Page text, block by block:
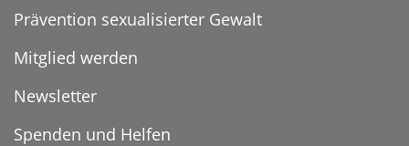
Prävention sexualisierter Gewalt
Mitglied werden
Newsletter
Spenden und Helfen